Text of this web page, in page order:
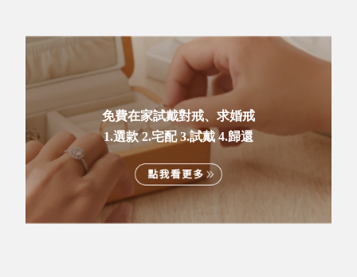
免費在家試戴對戒、求婚戒
1.選款 2.宅配 3.試戴 4.歸還